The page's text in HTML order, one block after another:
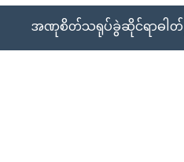
အဏုစိတ်သရုပ်ခွဲဆိုင်ရာဓါတ်ခွဲ